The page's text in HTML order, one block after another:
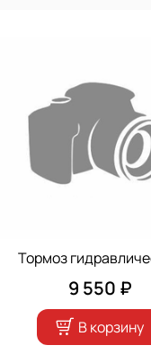
Тормоз
9 550 ₽
В корзину